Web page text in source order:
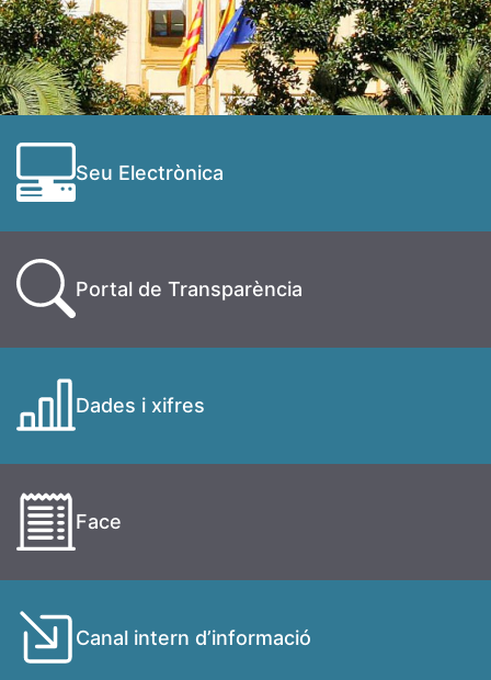
Seu Electrònica
Portal de Transparència
Dades i xifres
Face
Canal intern d’informació